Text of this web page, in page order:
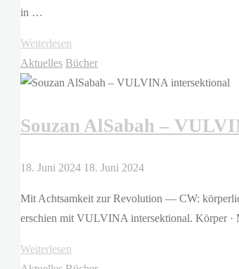
in …
Weiterlesen
Lungulov-
Klotz
Mutt"
Aktuelles Bücher
Souzan AlSabah –
18. Juni 2024 18. Juni 2024
Mit Achtsamkeit zur Revolution — CW:
erschien mit VULVINA intersektional. Körper ·
Weiterlesen